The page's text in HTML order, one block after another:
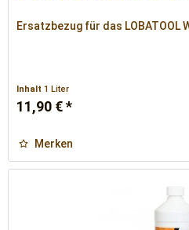
Ersatzbezug für das LOBATOOL
Inhalt1 Liter
11,90 € *
Merken